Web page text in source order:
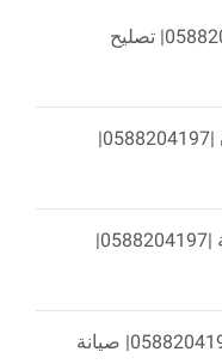
تصليح وصيانة مكيفات دبي |0588204197| تصليح
شركات تصليح مكيفات في عجمان |0588204197|
شركة تنظيف مكيفات في الشارقة |0588204197|
تصليح وصيانة مكيفات الشارقة |0588204197| صيانة